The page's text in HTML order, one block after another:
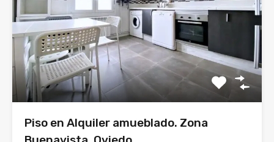
Piso en Alquiler amueblado. Zona